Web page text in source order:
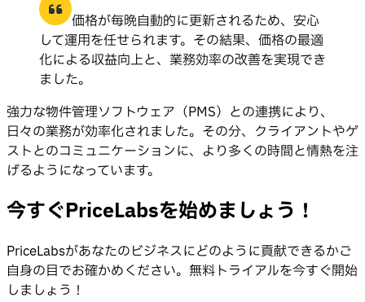
価格が毎晩自動的に更新されるため、安心
して運用を任せられます。その結果、価格の最適
化による収益向上と、業務効率の改善を実現でき
ました。
強力な物件管理ソフトウェア（PMS）との連携により、
日々の業務が効率化されました。その分、クライアントやゲ
ストとのコミュニケーションに、より多くの時間と情熱を注
げるようになっています。
今すぐPriceLabsを始めましょう！
PriceLabsがあなたのビジネスにどのように貢献できるかご
自身の目でお確かめください。無料トライアルを今すぐ開始
しましょう！